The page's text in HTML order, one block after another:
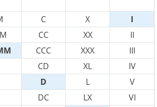
C X
I
CC XX
II
CCC XXX
III
CD XL
IV
D L
V
DC LX
VI